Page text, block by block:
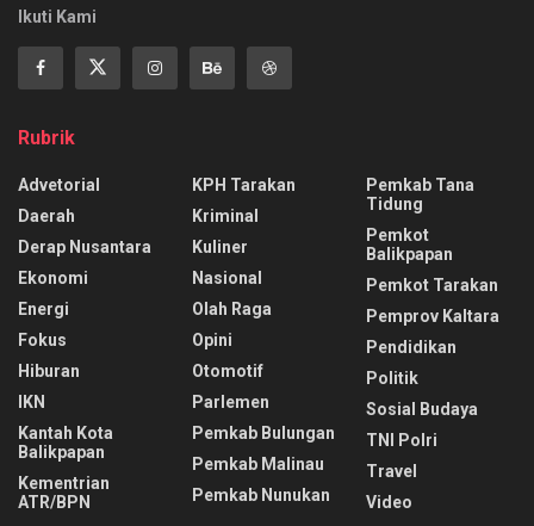
Ikuti Kami
Rubrik
Advetorial
Daerah
Derap Nusantara
Ekonomi
Energi
Fokus
Hiburan
IKN
Kantah Kota
Balikpapan
Kementrian
ATR/BPN
KPH Tarakan
Kriminal
Kuliner
Nasional
Olah Raga
Opini
Otomotif
Parlemen
Pemkab Bulungan
Pemkab Malinau
Pemkab Nunukan
Pemkab Tana
Tidung
Pemkot
Balikpapan
Pemkot Tarakan
Pemprov Kaltara
Pendidikan
Politik
Sosial Budaya
TNI Polri
Travel
Video